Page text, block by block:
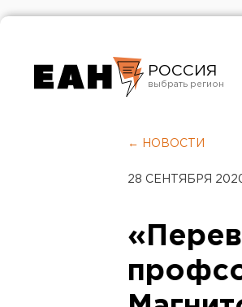
РОССИЯ
Челябинск
← НОВОСТИ
28 СЕНТЯБРЯ